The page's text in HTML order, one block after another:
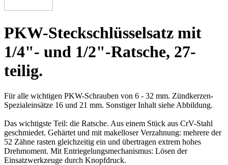
PKW-Steckschlüsselsatz mit
1/4"- und 1/2"-Ratsche, 27-
teilig.
Für alle wichtigen PKW-Schrauben von 6 - 32 mm. Zündkerzen-
Spezialeinsätze 16 und 21 mm. Sonstiger Inhalt siehe Abbildung.
Das wichtigste Teil: die Ratsche. Aus einem Stück aus CrV-Stahl
geschmiedet. Gehärtet und mit makelloser Verzahnung: mehrere der
52 Zähne rasten gleichzeitig ein und übertragen extrem hohes
Drehmoment. Mit Entriegelungsmechanismus: Lösen der
Einsatzwerkzeuge durch Knopfdruck.